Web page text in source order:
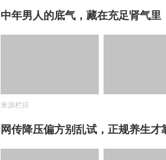
中年男人的底气，藏在充足肾气里
来源栏目
网传降压偏方别乱试，正规养生才